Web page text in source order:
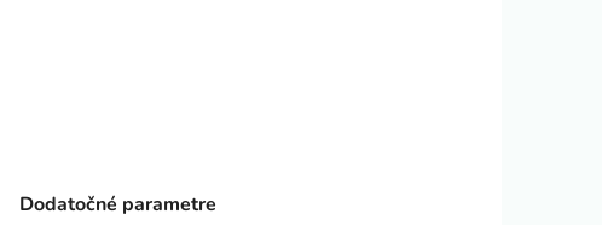
Dodatočné parametre